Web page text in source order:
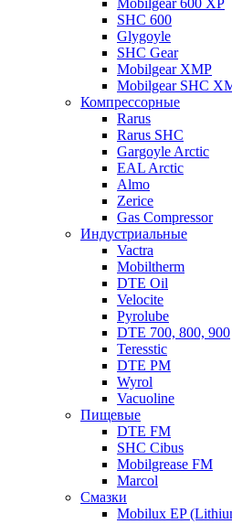
Mobilgear 600 XP
SHC 600
Glygoyle
SHC Gear
Mobilgear XMP
Mobilgear SHC
Компрессорные
Rarus
Rarus SHC
Gargoyle Arctic
EAL Arctic
Almo
Zerice
Gas Compressor
Индустриальные
Vactra
Mobiltherm
DTE Oil
Velocite
Pyrolube
DTE 700, 800, 900
Teresstic
DTE PM
Wyrol
Vacuoline
Пищевые
DTE FM
SHC Cibus
Mobilgrease FM
Marcol
Смазки
Mobilux EP